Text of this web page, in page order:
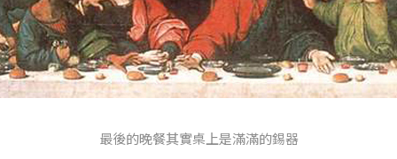
最後的晚餐其實桌上是滿滿的錫器